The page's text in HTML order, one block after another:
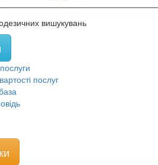
вишукувань
послуг